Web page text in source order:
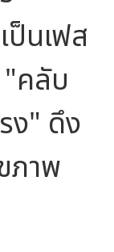
ป็นเฟส
"คลับ
ง" ดึง
ภาพ